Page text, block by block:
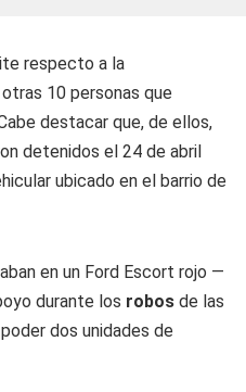
respecto a la
10 personas que
destacar que, de ellos,
detenidos el 24 de abril
ubicado en el barrio de
en un Ford Escort rojo —
durante los robos de las
dos unidades de